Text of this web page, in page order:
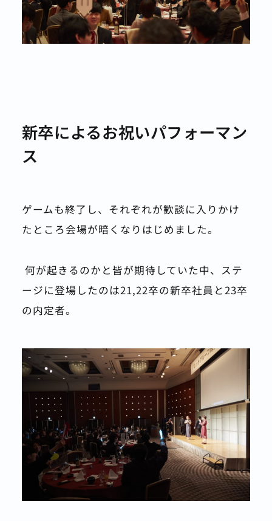
新卒によるお祝いパフォーマン
ス
ゲームも終了し、それぞれが歓談に入りかけ
たところ会場が暗くなりはじめました。
何が起きるのかと皆が期待していた中、ステ
ージに登場したのは21,22卒の新卒社員と23卒
の内定者。